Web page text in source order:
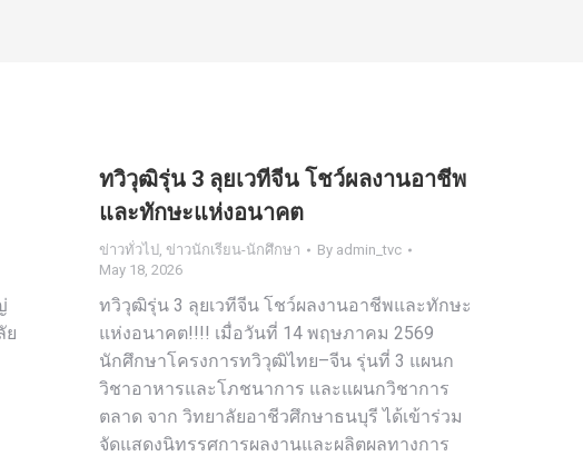
ย
ทวิวุฒิรุ่น 3 ลุยเวทีจีน โชว์ผลงานอาชีพ
และทักษะแห่งอนาคต
ข่าวทั่วไป, ข่าวนักเรียน-นักศึกษา By admin_tvc
May 18, 2026
ทวิวุฒิรุ่น 3 ลุยเวทีจีน โชว์ผลงานอาชีพและทักษะ
แห่งอนาคต!!!! เมื่อวันที่ 14 พฤษภาคม 2569
นักศึกษาโครงการทวิวุฒิไทย–จีน รุ่นที่ 3 แผนก
วิชาอาหารและโภชนาการ และแผนกวิชาการ
ตลาด จาก วิทยาลัยอาชีวศึกษาธนบุรี ได้เข้าร่วม
จัดแสดงนิทรรศการผลงานและผลิตผลทางการ